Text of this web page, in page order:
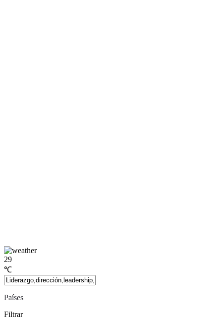
29
℃
Países
Filtrar